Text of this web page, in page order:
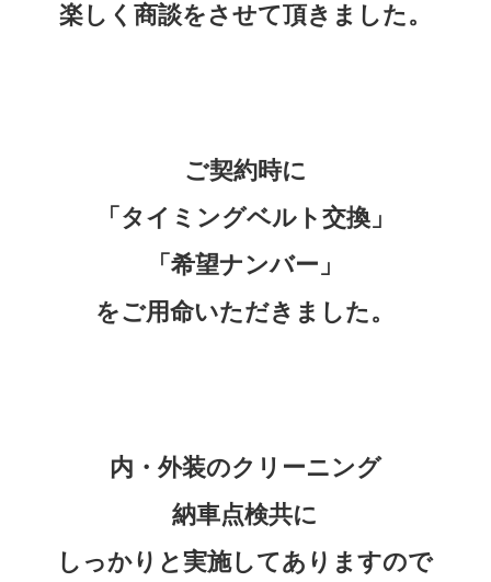
楽しく商談をさせて頂きました。
ご契約時に
「タイミングベルト交換」
「希望ナンバー」
をご用命いただきました。
内・外装のクリーニング
納車点検共に
しっかりと実施してありますので